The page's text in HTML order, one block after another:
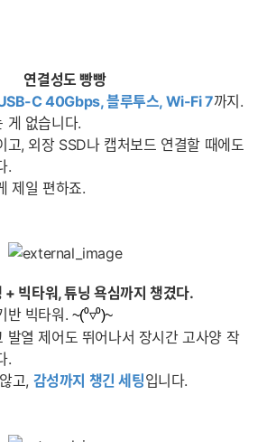
연결성도 빵빵
C 40Gbps, 블루투스, Wi-Fi 7까지.
게 없습니다.
고, 외장 SSD나 캡처보드 연결할 때에도
.
제일 편하죠.
+ 빅타워, 튜닝 욕심까지 챙겼다.
반 빅타워. ~(⁰▿⁰)~
발열 제어도 뛰어나서 장시간 고사양 작
.
고, 감성까지 챙긴 세팅입니다.